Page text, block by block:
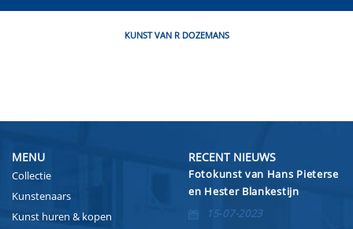
KUNST VAN R DOZEMANS
MENU
Collectie
Kunstenaars
Kunst huren & kopen
RECENT NIEUWS
Fotokunst van Hans Pieterse
en Hester Blankestijn
15-07-2023